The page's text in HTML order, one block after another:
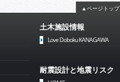
▲ページトップ
土木施設情報
Love Doboku KANAGAWA
耐震設計と地震リスク